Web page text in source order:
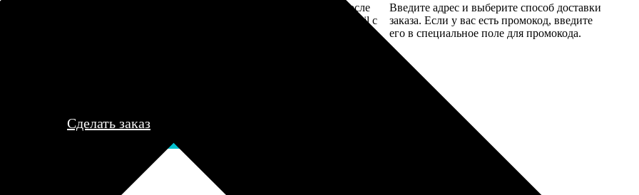
заказа к печати
могут связаться с Вами
телефону или email для
деталей.
Оплатите заказ банковской картой. После
оплаты получите подтверждение на email с
Введите адрес и выберите способ доставки
заказа. Если у вас есть промокод, введите
его в специальное поле для промокода.
Сделать заказ